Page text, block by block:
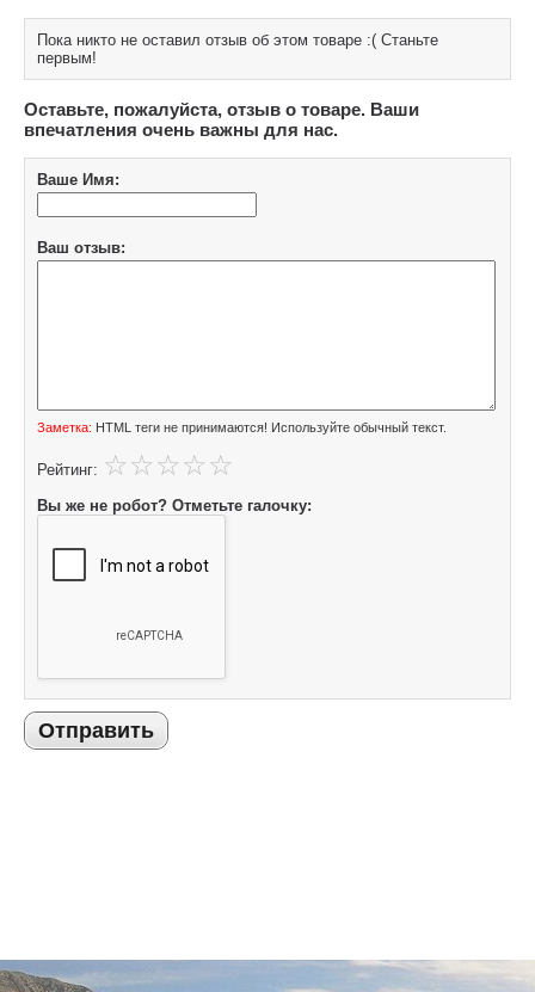
Пока никто не оставил отзыв об этом товаре :( Станьте
первым!
Оставьте, пожалуйста, отзыв о товаре. Ваши
впечатления очень важны для нас.
Ваше Имя:
Ваш отзыв:
Заметка: HTML теги не принимаются! Используйте обычный текст.
Рейтинг:
Вы же не робот? Отметьте галочку:
Отправить